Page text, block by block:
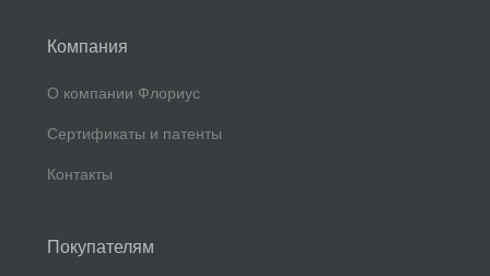
Компания
О компании Флориус
Сертификаты и патенты
Контакты
Покупателям